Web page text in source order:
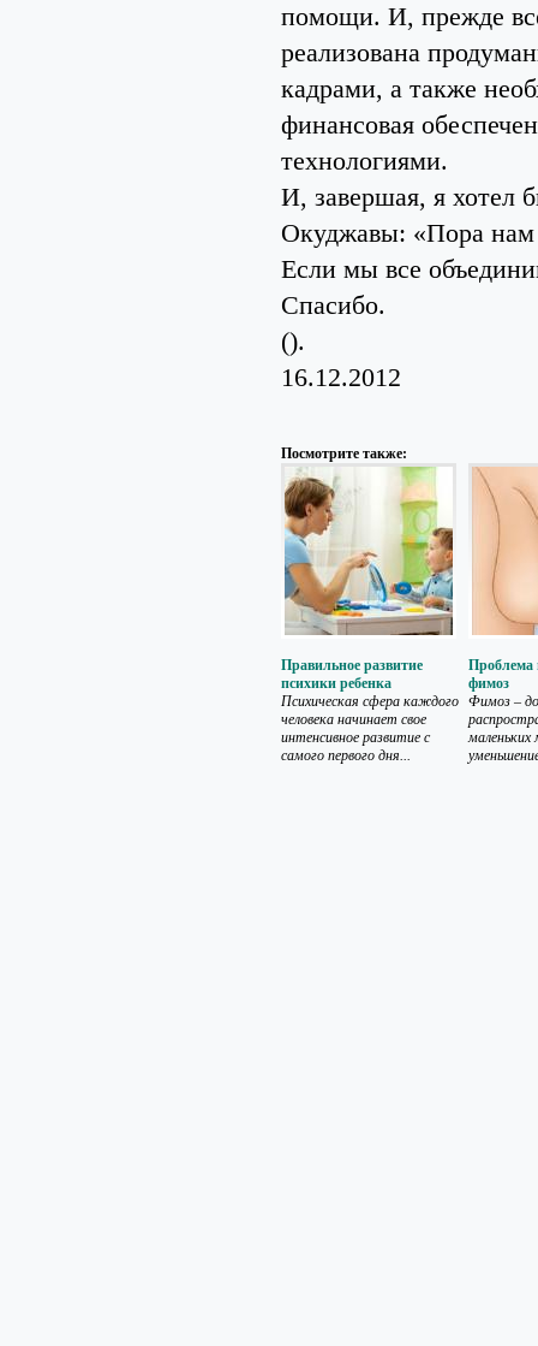
помощи. И, прежде
реализована
кадрами, а также
финансовая
технологиями.
И, завершая, я хотел
Окуджавы: «Пора нам
Если мы все
Спасибо.
().
16.12.2012
Посмотрите также:
Правильное развитие
психики ребенка
Психическая сфера каждого
человека начинает свое
интенсивное развитие с
самого первого дня...
Проблема
фимоз
Фимоз –
маленьких